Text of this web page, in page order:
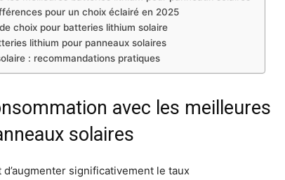
pour un choix éclairé en 2025
choix pour batteries lithium solaire
lithium pour panneaux solaires
: recommandations pratiques
avec les meilleures
solaires
significativement le taux